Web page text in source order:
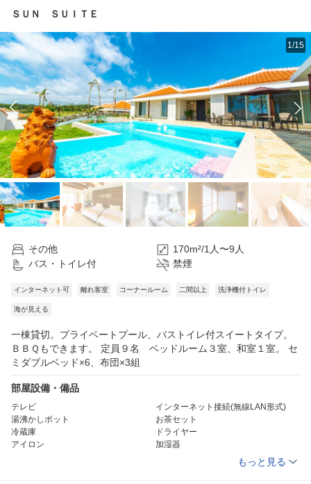
ＳＵＮ ＳＵＩＴＥ
1/15
その他
170m²/1人〜9人
バス・トイレ付
禁煙
インターネット可 離れ客室 コーナールーム 二間以上 洗浄機付トイレ
海が見える
一棟貸切。プライベートプール、バストイレ付スイートタイプ。
ＢＢＱもできます。 定員９名 ベッドルーム３室、和室１室。 セ
ミダブルベッド×6、布団×3組
部屋設備・備品
テレビ
インターネット接続(無線LAN形式)
湯沸かしポット
お茶セット
冷蔵庫
ドライヤー
アイロン
加湿器
もっと見る